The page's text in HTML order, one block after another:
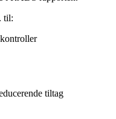
til:
tiltag